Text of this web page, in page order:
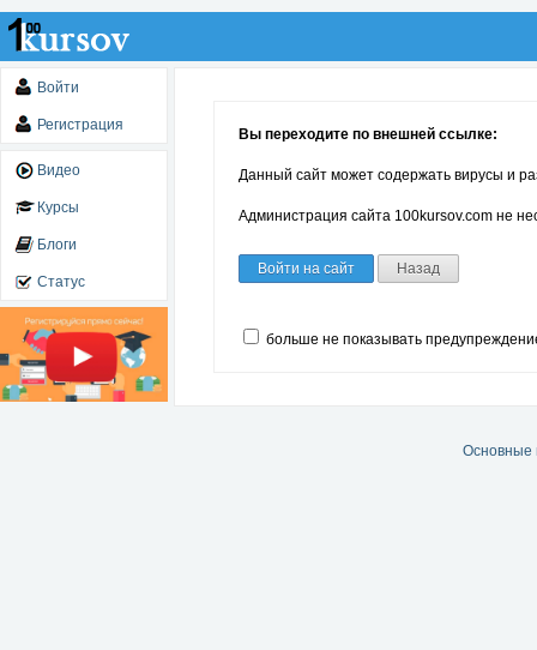
Войти
Регистрация
Видео
Курсы
Блоги
Статус
Вы переходите по внешней ссылке:
Данный сайт может содержать вирусы и
Администрация сайта 100kursov.com не
Войти на сайт Назад
больше не показывать
Основные